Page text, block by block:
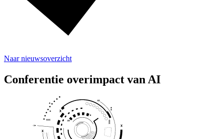
Naar nieuwsoverzicht
Conferentie overimpact van AI